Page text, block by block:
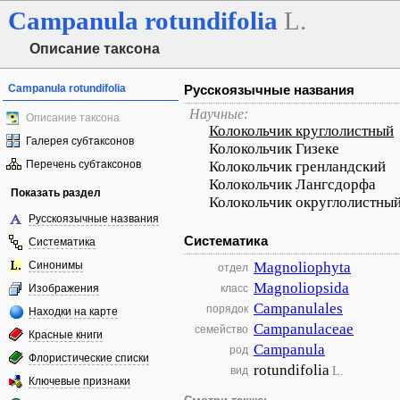
Campanula rotundifolia L.
Описание таксона
Campanula rotundifolia
Описание таксона
Галерея субтаксонов
Перечень субтаксонов
Показать раздел
Русскоязычные названия
Систематика
Синонимы
Изображения
Находки на карте
Красные книги
Флористические списки
Ключевые признаки
Русскоязычные названия
Научные:
Колокольчик круглолистный
Колокольчик Гизеке
Колокольчик гренландский
Колокольчик Лангсдорфа
Колокольчик
Систематика
отдел Magnoliophyta
класс Magnoliopsida
порядок Campanulales
семейство Campanulaceae
род Campanula
вид rotundifoliaL.